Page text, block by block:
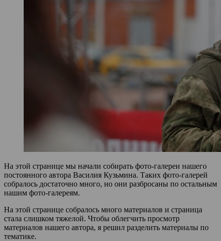
На этой странице мы начали собирать фото-галереи нашего
постоянного автора Василия Кузьмина. Таких фото-галерей
собралось достаточно много, но они разбросаны по остальным
нашим фото-галереям.
На этой странице собралось много материалов и страница
стала слишком тяжелой. Чтобы облегчить просмотр
материалов нашего автора, я решил разделить материалы по
тематике.